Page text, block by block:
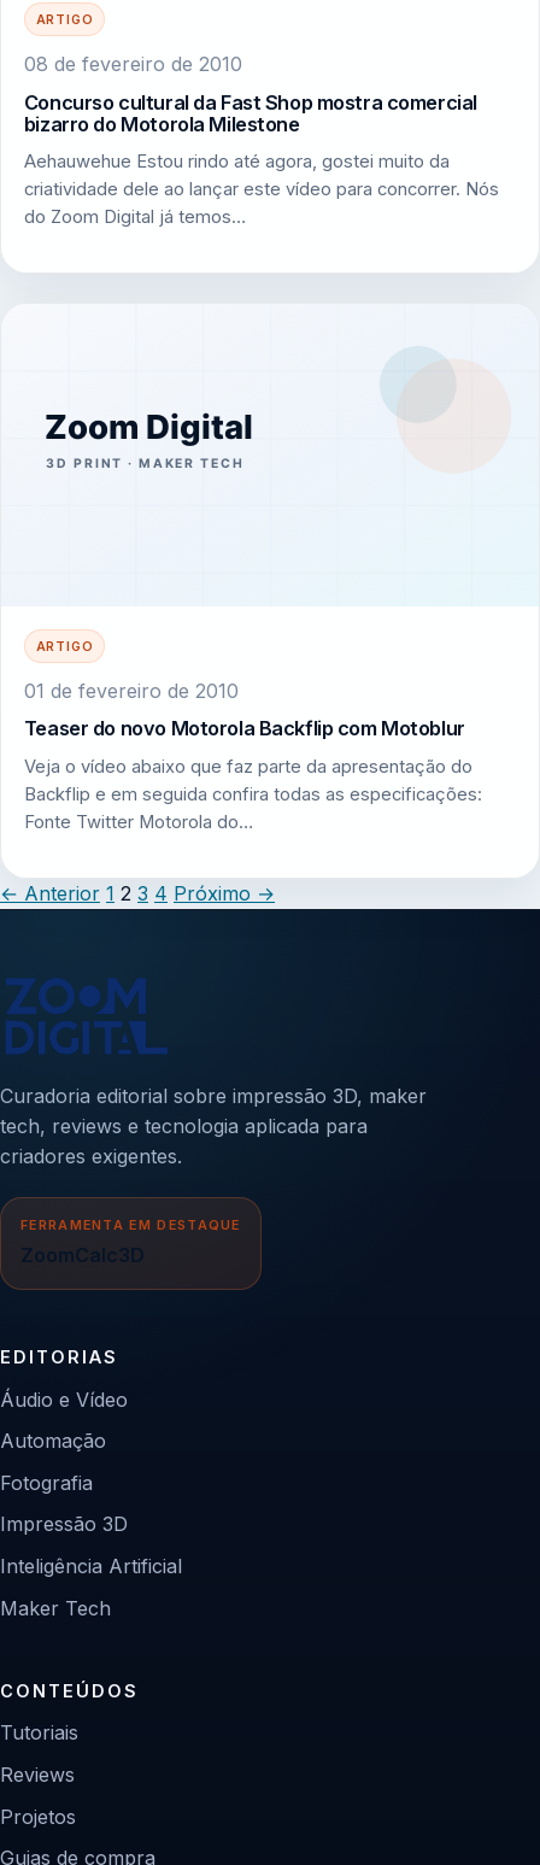
ARTIGO
08 de fevereiro de 2010
Concurso cultural da Fast Shop mostra comercial
bizarro do Motorola Milestone
Aehauwehue Estou rindo até agora, gostei muito da
criatividade dele ao lançar este vídeo para concorrer. Nós
do Zoom Digital já temos…
ARTIGO
01 de fevereiro de 2010
Teaser do novo Motorola Backflip com Motoblur
Veja o vídeo abaixo que faz parte da apresentação do
Backflip e em seguida confira todas as especificações:
Fonte Twitter Motorola do…
← Anterior 1 2 3 4 Próximo →
Curadoria editorial sobre impressão 3D, maker
tech, reviews e tecnologia aplicada para
criadores exigentes.
FERRAMENTA EM DESTAQUE
ZoomCalc3D
EDITORIAS
Áudio e Vídeo
Automação
Fotografia
Impressão 3D
Inteligência Artificial
Maker Tech
CONTEÚDOS
Tutoriais
Reviews
Projetos
Guias de compra